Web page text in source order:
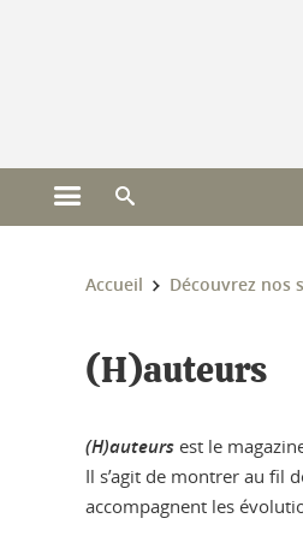
Ouvrir le menu principal
Vous êtes ici :
Accueil Découvrez nos
(H)auteurs
(H)auteurs est le
Il s’agit de montrer au fil
accompagnent les